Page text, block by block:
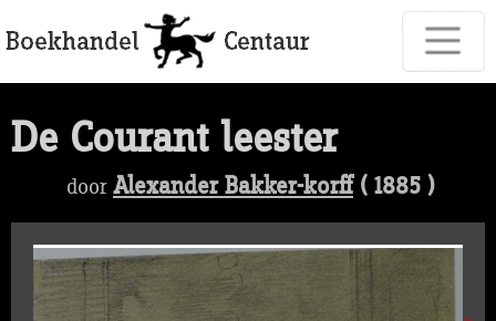
De Courant leester
door Alexander Bakker-korff( 1885 )